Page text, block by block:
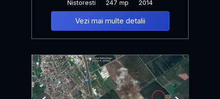
Nistoresti 247 mp 2014
Vezi mai multe detalii